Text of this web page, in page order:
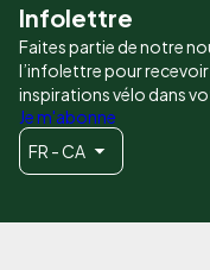
Infolettre
Faites partie de notre
l’infolettre pour
inspirations vélo dans
Je m'abonne
FR - CA